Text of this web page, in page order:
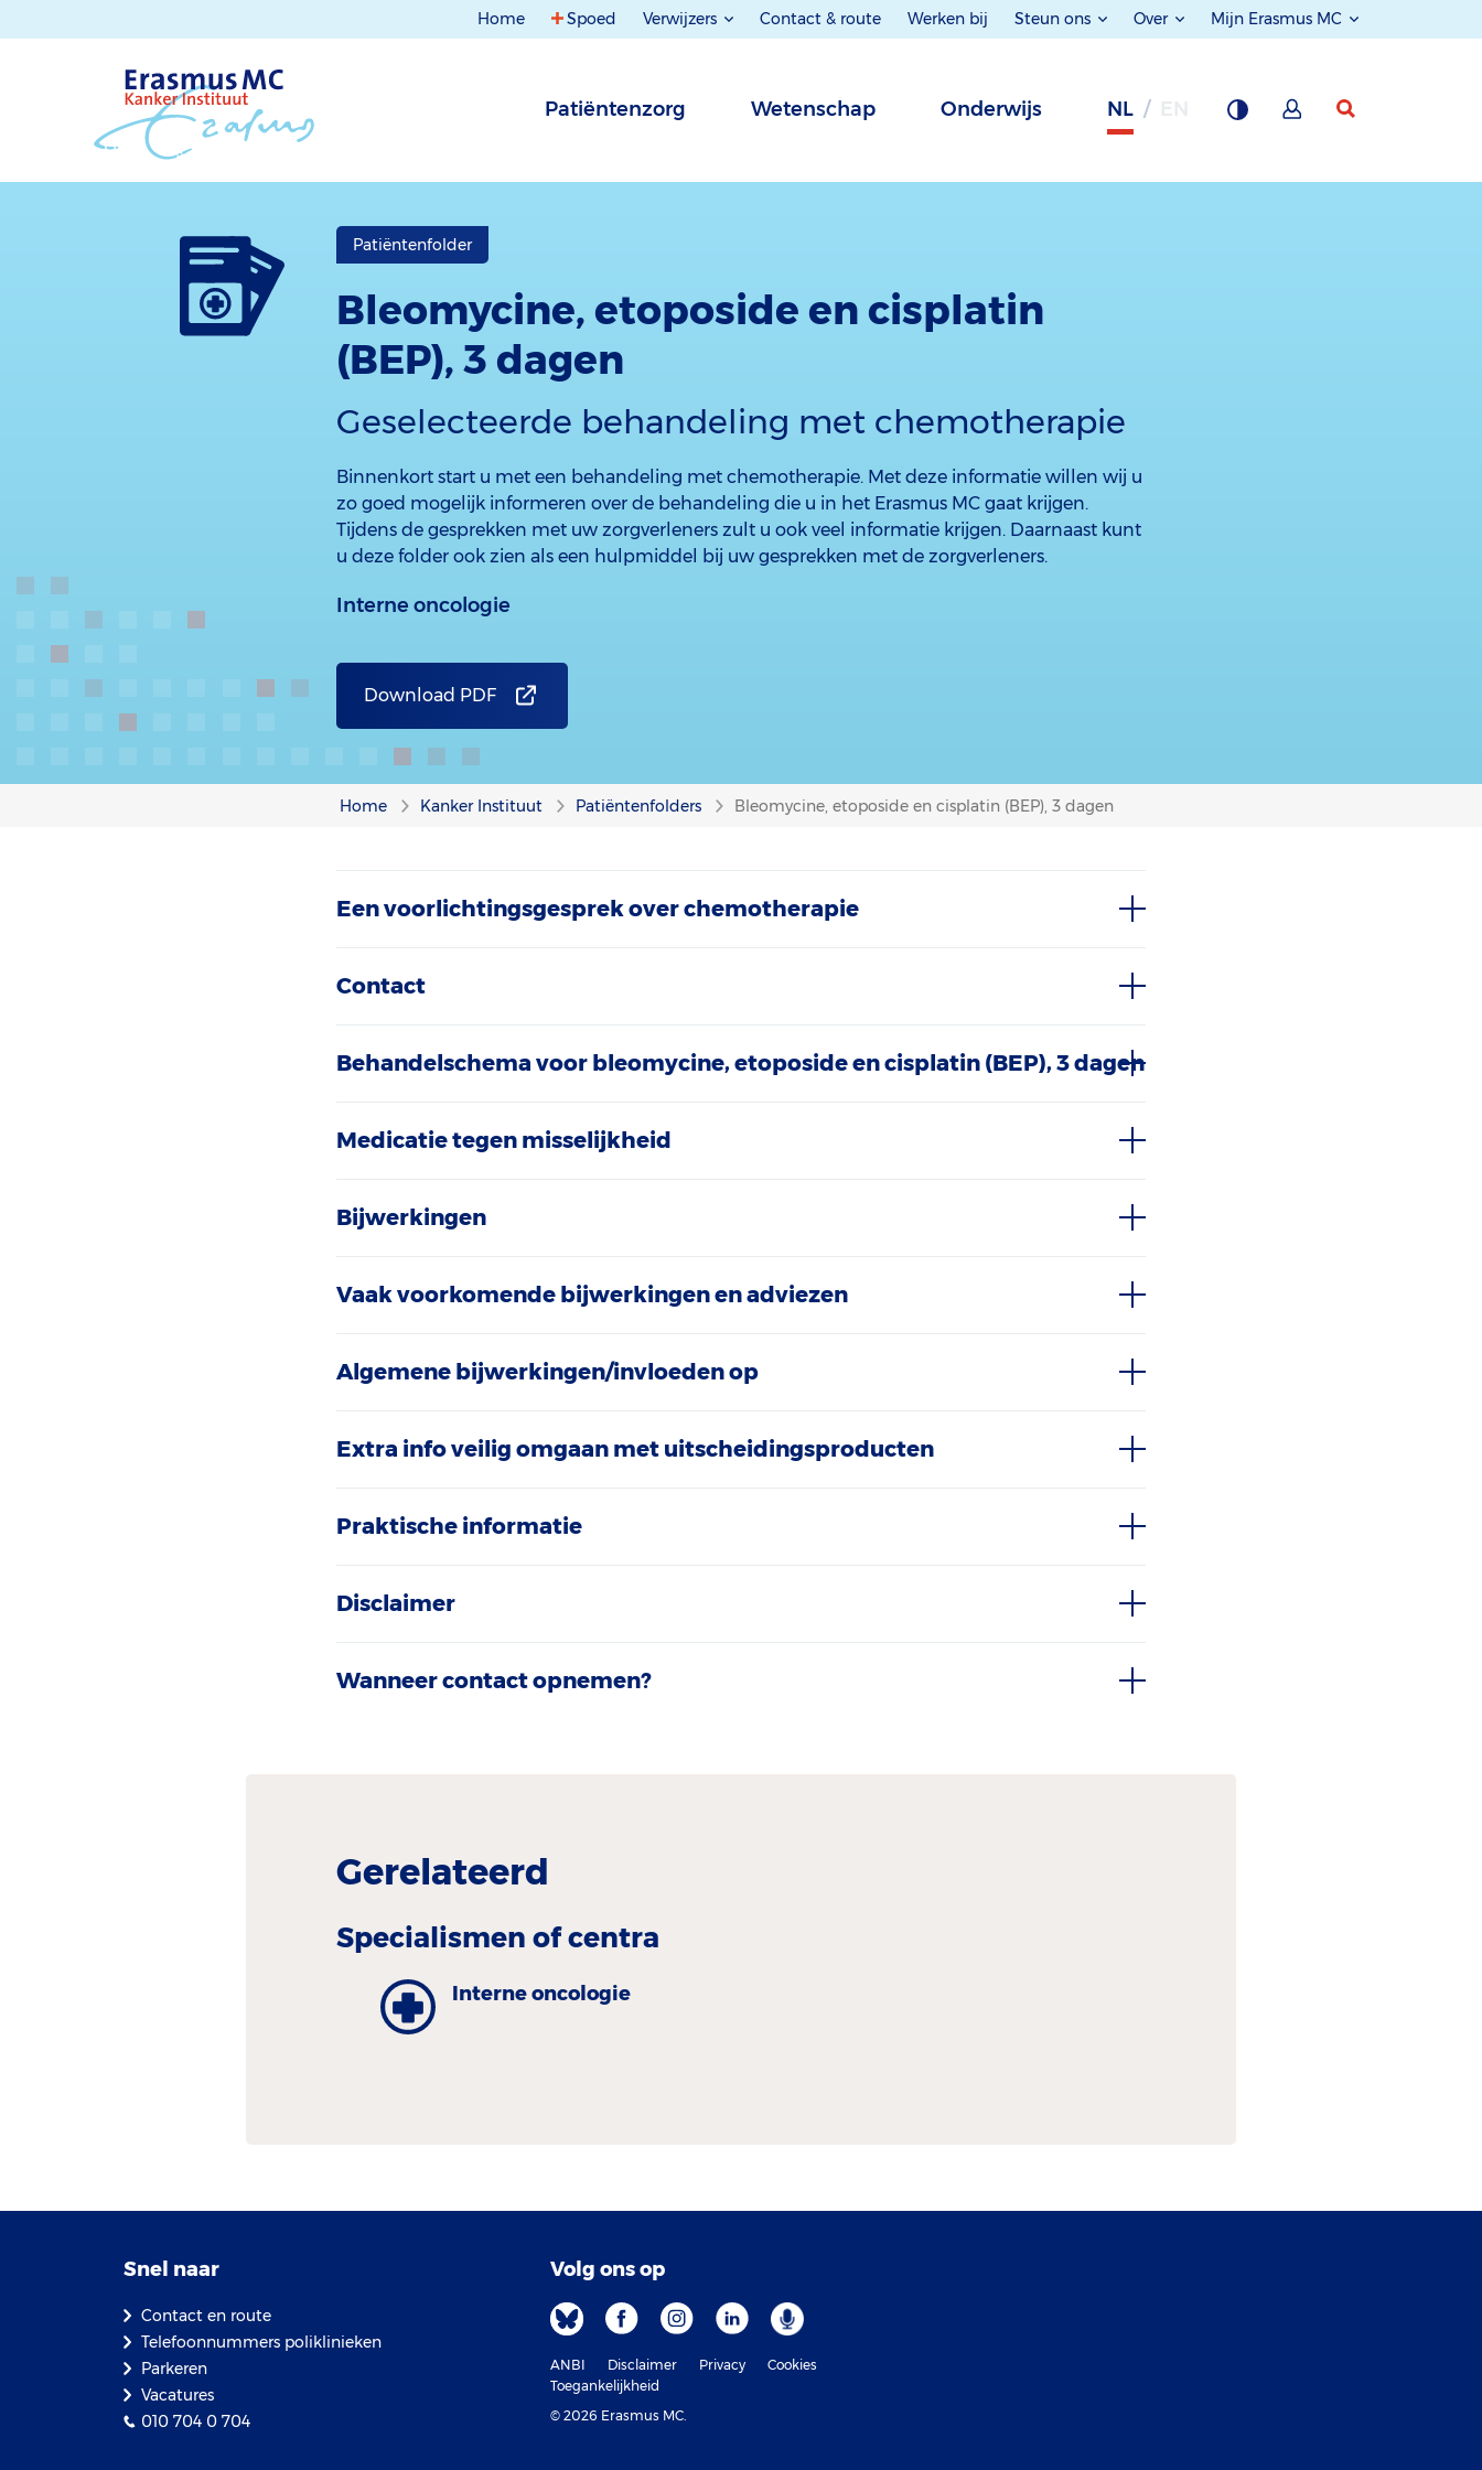
Home Spoed Verwijzers Contact & route Werken bij Steun ons Over Mijn Erasmus MC
Patiëntenzorg Wetenschap Onderwijs NL
Patiëntenfolder
Bleomycine, etoposide en cisplatin
(BEP), 3 dagen
Geselecteerde behandeling met chemotherapie
Binnenkort start u met een behandeling met chemotherapie. Met deze informatie willen wij u
zo goed mogelijk informeren over de behandeling die u in het Erasmus MC gaat krijgen.
Tijdens de gesprekken met uw zorgverleners zult u ook veel informatie krijgen. Daarnaast kunt
u deze folder ook zien als een hulpmiddel bij uw gesprekken met de zorgverleners.
Interne oncologie
Download PDF
Home Kanker Instituut Patiëntenfolders Bleomycine, etoposide en cisplatin (BEP), 3 dagen
Een voorlichtingsgesprek over chemotherapie
Contact
Behandelschema voor bleomycine, etoposide en cisplatin (BEP), 3 dagen
Medicatie tegen misselijkheid
Bijwerkingen
Vaak voorkomende bijwerkingen en adviezen
Algemene bijwerkingen/invloeden op
Extra info veilig omgaan met uitscheidingsproducten
Praktische informatie
Disclaimer
Wanneer contact opnemen?
Gerelateerd
Specialismen of centra
Interne oncologie
Snel naar
Contact en route
Telefoonnummers poliklinieken
Parkeren
Vacatures
010 704 0 704
Volg ons op
ANBI Disclaimer Privacy
Cookies
Toegankelijkheid
© 2026 Erasmus MC.